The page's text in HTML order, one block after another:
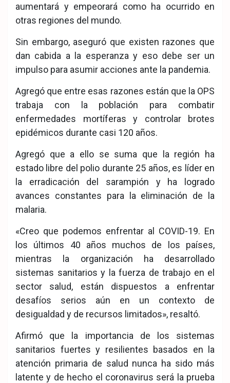
aumentará y empeorará como ha ocurrido en
otras regiones del mundo.
Sin embargo, aseguró que existen razones que
dan cabida a la esperanza y eso debe ser un
impulso para asumir acciones ante la pandemia.
Agregó que entre esas razones están que la OPS
trabaja con la población para combatir
enfermedades mortíferas y controlar brotes
epidémicos durante casi 120 años.
Agregó que a ello se suma que la región ha
estado libre del polio durante 25 años, es líder en
la erradicación del sarampión y ha logrado
avances constantes para la eliminación de la
malaria.
«Creo que podemos enfrentar al COVID-19. En
los últimos 40 años muchos de los países,
mientras la organización ha desarrollado
sistemas sanitarios y la fuerza de trabajo en el
sector salud, están dispuestos a enfrentar
desafíos serios aún en un contexto de
desigualdad y de recursos limitados», resaltó.
Afirmó que la importancia de los sistemas
sanitarios fuertes y resilientes basados en la
atención primaria de salud nunca ha sido más
latente y de hecho el coronavirus será la prueba